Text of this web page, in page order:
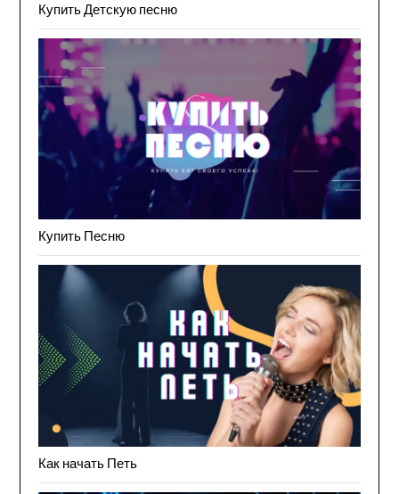
Купить Детскую песню
Купить Песню
Как начать Петь